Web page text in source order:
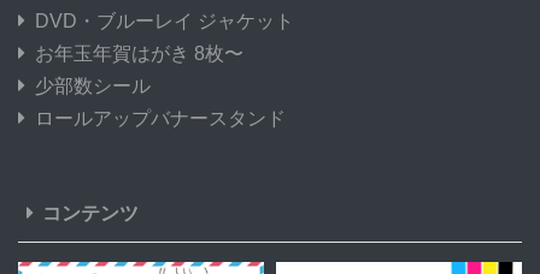
DVD・ブルーレイ ジャケット
お年玉年賀はがき 8枚〜
少部数シール
ロールアップバナースタンド
コンテンツ